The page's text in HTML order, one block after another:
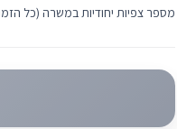
מספר צפיות יחודיות במשרה (כל